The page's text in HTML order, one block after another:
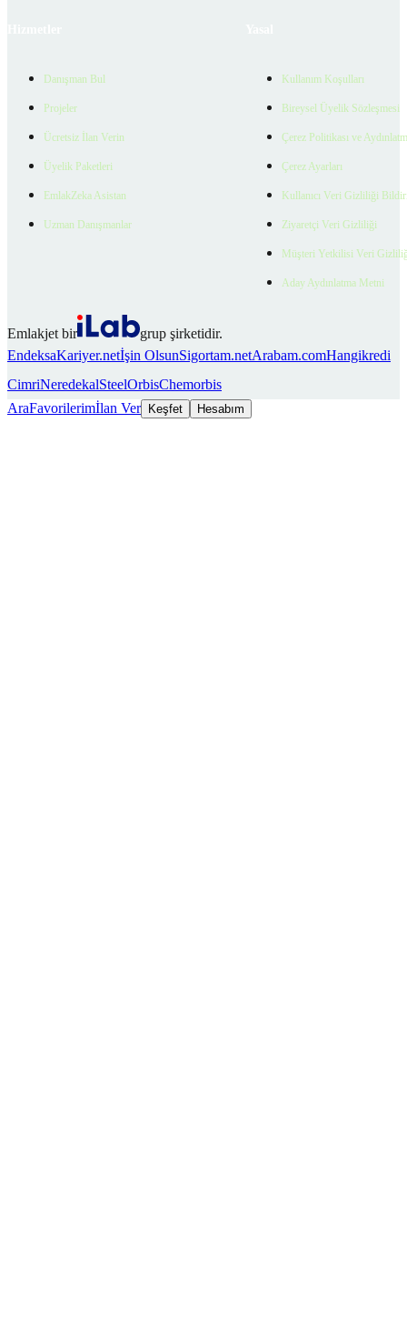
Danışman Bul
Projeler
Ücretsiz İlan Verin
Üyelik Paketleri
EmlakZeka Asistan
Uzman Danışmanlar
Kullanım Koşulları
Bireysel Üyelik Sözleşmesi
Çerez Politikası ve
Çerez Ayarları
Kullanıcı Veri Gizliliği
Ziyaretçi Veri Gizliliği
Müşteri Yetkilisi Veri
Aday Aydınlatma Metni
Emlakjet bir
grup şirketidir.
EndeksaKariyer.netİşin OlsunSigortam.netArabam.comHangikredi
CimriNeredekalSteelOrbisChemorbis
AraFavorilerimİlan Ver Keşfet Hesabım